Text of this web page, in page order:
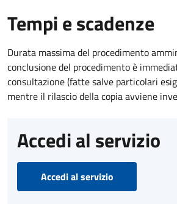
Tempi e scadenze
Durata massima del procedimento
conclusione del procedimento è
consultazione (fatte salve particolari
mentre il rilascio della copia avviene
Accedi al servizio
Accedi al servizio